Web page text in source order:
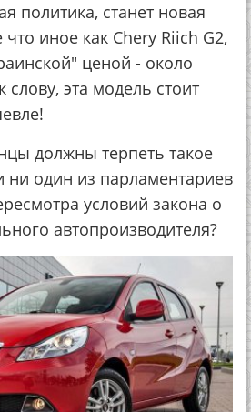
политика, станет новая
иное как Chery Riich G2,
ценой - около
слову, эта модель стоит
должны терпеть такое
ни один из парламентариев
условий закона о
автопроизводителя?